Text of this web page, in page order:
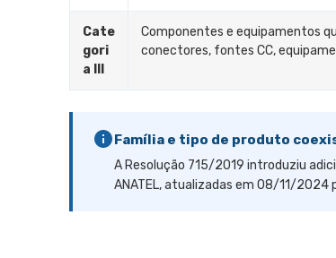
Cate
gori
a III
Componentes e equipamentos
conectores, fontes CC,
Família e tipo de produto
A Resolução 715/2019 introduziu
ANATEL, atualizadas em 08/11/